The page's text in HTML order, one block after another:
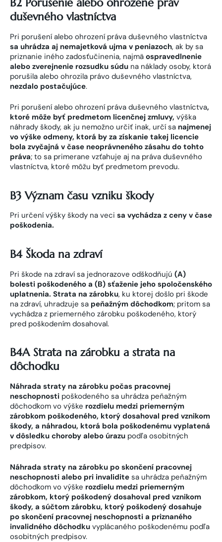
duševného vlastníctva
Pri porušení alebo ohrození práva duševného vlastníctva
sa uhrádza aj nemajetková ujma v peniazoch, ak by sa
priznanie iného zadosťučinenia, najmä ospravedlnenie
alebo zverejnenie rozsudku súdu na náklady osoby, ktorá
porušila alebo ohrozila právo duševného vlastníctva,
nezdalo postačujúce.
Pri porušení alebo ohrození práva duševného vlastníctva,
ktoré môže byť predmetom licenčnej zmluvy, výška
náhrady škody, ak ju nemožno určiť inak, určí sa najmenej
vo výške odmeny, ktorá by za získanie takej licencie
bola zvyčajná v čase neoprávneného zásahu do tohto
práva; to sa primerane vzťahuje aj na práva duševného
vlastníctva, ktoré môžu byť predmetom prevodu.
B3 Význam času vzniku škody
Pri určení výšky škody na veci sa vychádza z ceny v čase
poškodenia.
B4 Škoda na zdraví
Pri škode na zdraví sa jednorazove odškodňujú (A)
bolesti poškodeného a (B) sťaženie jeho spoločenského
uplatnenia. Strata na zárobku, ku ktorej došlo pri škode
na zdraví, uhradzuje sa peňažným dôchodkom; pritom sa
vychádza z priemerného zárobku poškodeného, ktorý
pred poškodením dosahoval.
B4A Strata na zárobku a strata na
dôchodku
Náhrada straty na zárobku počas pracovnej
neschopnosti poškodeného sa uhrádza peňažným
dôchodkom vo výške rozdielu medzi priemerným
zárobkom poškodeného, ktorý dosahoval pred vznikom
škody, a náhradou, ktorá bola poškodenému vyplatená
v dôsledku choroby alebo úrazu podľa osobitných
predpisov.
Náhrada straty na zárobku po skončení pracovnej
neschopnosti alebo pri invalidite sa uhrádza peňažným
dôchodkom vo výške rozdielu medzi priemerným
zárobkom, ktorý poškodený dosahoval pred vznikom
škody, a súčtom zárobku, ktorý poškodený dosahuje
po skončení pracovnej neschopnosti a priznaného
invalidného dôchodku vyplácaného poškodenému podľa
osobitných predpisov.